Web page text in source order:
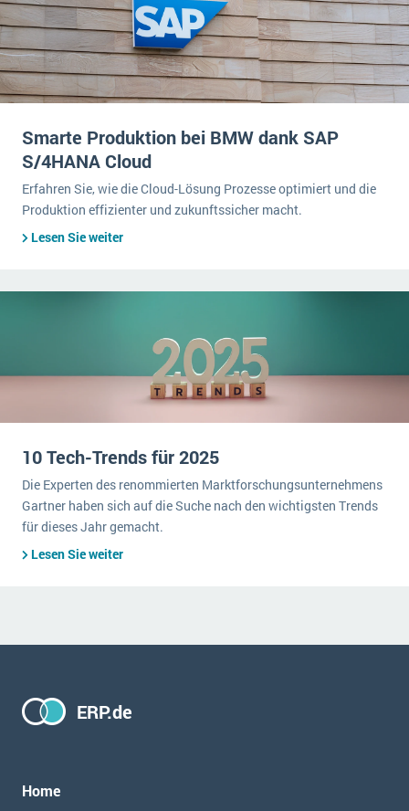
Smarte Produktion bei BMW dank SAP
S/4HANA Cloud
Erfahren Sie, wie die Cloud-Lösung Prozesse optimiert und die
Produktion effizienter und zukunftssicher macht.
Lesen Sie weiter
10 Tech-Trends für 2025
Die Experten des renommierten Marktforschungsunternehmens
Gartner haben sich auf die Suche nach den wichtigsten Trends
für dieses Jahr gemacht.
Lesen Sie weiter
ERP.de
Home